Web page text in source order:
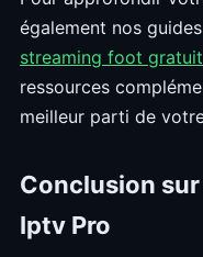
également nos
streaming foot gratuit
ressources
meilleur parti de
Conclusion
Iptv Pro